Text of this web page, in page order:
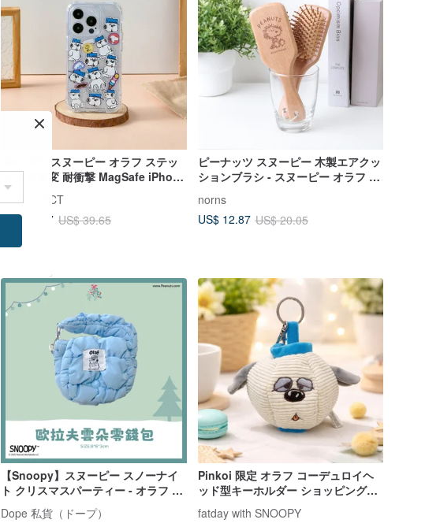
SNOOPY スヌーピー オラフ ステッ
カー 耐黄変 耐衝撃 MagSafe iPhone
ケース
TOYSELECT
US$ 37.67 US$ 39.65
ピーナッツ スヌーピー 木製エアクッ
ションブラシ - スヌーピー オラフ 木
norns
US$ 12.87 US$ 20.05
【Snoopy】スヌーピー スノーナイ
ト クリスマスパーティー - オラフ 雲
形がま口ポーチ
Dope 私貨（ドープ）
Pinkoi 限定 オラフ コーデュロイヘ
ッド型キーホルダー ショッピングバ
ッグ付き スヌーピー
fatday with SNOOPY